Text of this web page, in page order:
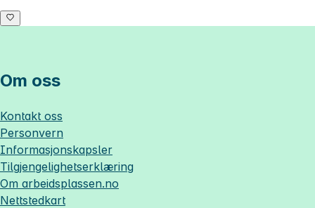
Om oss
Kontakt oss
Personvern
Informasjonskapsler
Tilgjengelighetserklæring
Om arbeidsplassen.no
Nettstedkart